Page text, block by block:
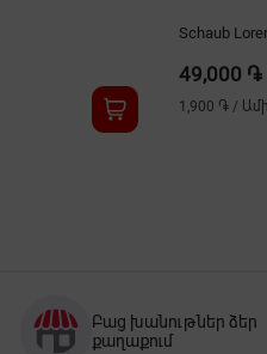
Schaub
49,000 ֏
1,900 ֏ /
Բաց խանութներ ձեր
քաղաքում